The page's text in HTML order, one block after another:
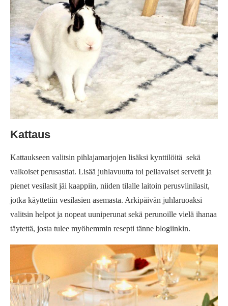
Kattaus
Kattaukseen valitsin pihlajamarjojen lisäksi kynttilöitä sekä
valkoiset perusastiat. Lisää juhlavuutta toi pellavaiset servetit ja
pienet vesilasit jäi kaappiin, niiden tilalle laitoin perusviinilasit,
jotka käyttetiin vesilasien asemasta. Arkipäivän juhlaruoaksi
valitsin helpot ja nopeat uuniperunat sekä perunoille vielä ihanaa
täytettä, josta tulee myöhemmin resepti tänne blogiinkin.